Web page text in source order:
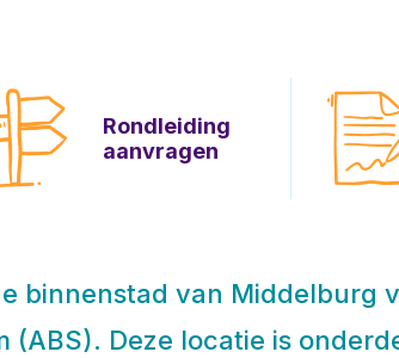
Rondleiding
aanvragen
binnenstad van Middelburg
(ABS). Deze locatie is